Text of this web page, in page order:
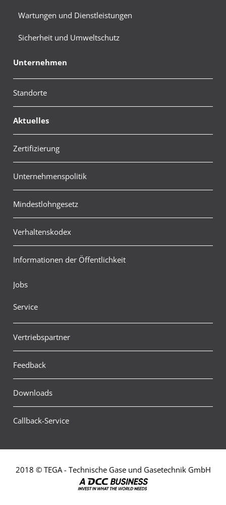
Wartungen und Dienstleistungen
Sicherheit und Umweltschutz
Unternehmen
Standorte
Aktuelles
Zertifizierung
Unternehmenspolitik
Mindestlohngesetz
Verhaltenskodex
Informationen der Öffentlichkeit
Jobs
Service
Vertriebspartner
Feedback
Downloads
Callback-Service
2018 © TEGA - Technische Gase und Gasetechnik GmbH